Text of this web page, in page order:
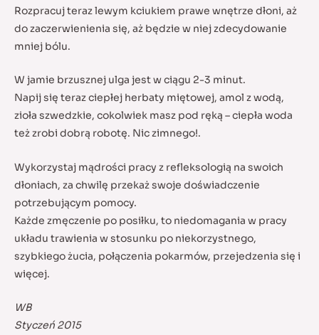
Rozpracuj teraz lewym kciukiem prawe wnętrze dłoni, aż
do zaczerwienienia się, aż będzie w niej zdecydowanie
mniej bólu.
W jamie brzusznej ulga jest w ciągu 2-3 minut.
Napij się teraz ciepłej herbaty miętowej, amol z wodą,
zioła szwedzkie, cokolwiek masz pod ręką – ciepła woda
też zrobi dobrą robotę. Nic zimnego!.
Wykorzystaj mądrości pracy z refleksologią na swoich
dłoniach, za chwilę przekaż swoje doświadczenie
potrzebującym pomocy.
Każde zmęczenie po posiłku, to niedomagania w pracy
układu trawienia w stosunku po niekorzystnego,
szybkiego żucia, połączenia pokarmów, przejedzenia się i
więcej.
WB
Styczeń 2015